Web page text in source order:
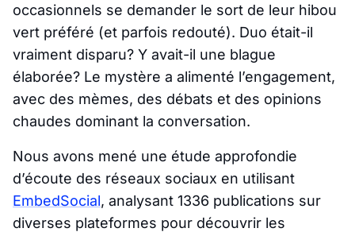
occasionnels se demander le sort de leur hibou
vert préféré (et parfois redouté). Duo était-il
vraiment disparu? Y avait-il une blague
élaborée? Le mystère a alimenté l’engagement,
avec des mèmes, des débats et des opinions
chaudes dominant la conversation.
Nous avons mené une étude approfondie
d’écoute des réseaux sociaux en utilisant
EmbedSocial, analysant 1336 publications sur
diverses plateformes pour découvrir les